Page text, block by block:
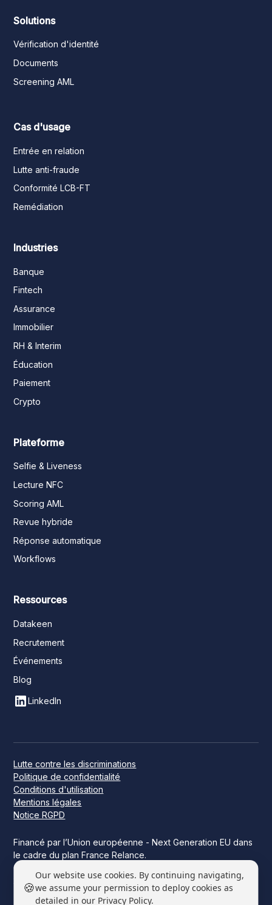
🍪
Our website use cookies. By continuing navigating,
we assume your permission to deploy cookies as
detailed in our Privacy Policy.
Solutions
Vérification d'identité
Documents
Screening AML
Cas d'usage
Entrée en relation
Lutte anti-fraude
Conformité LCB-FT
Remédiation
Industries
Banque
Fintech
Assurance
Immobilier
RH & Interim
Éducation
Paiement
Crypto
Plateforme
Selfie & Liveness
Lecture NFC
Scoring AML
Revue hybride
Réponse automatique
Workflows
Ressources
Datakeen
Recrutement
Événements
Blog
LinkedIn
Financé par l’Union européenne - Next Generation EU dans
le cadre du plan France Relance.
Ce projet a été financé par l’État dans le cadre de France
2030.
Lutte contre les discriminations
Politique de confidentialité
Conditions d'utilisation
Mentions légales
Notice RGPD